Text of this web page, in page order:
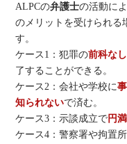
ALPCの弁護士の活動に
のメリットを受けられる
す。
ケース1：犯罪の前科なし
了することができる。
ケース2：会社や学校に
知られないで済む。
ケース3：示談成立で円
ケース4：警察署や拘置